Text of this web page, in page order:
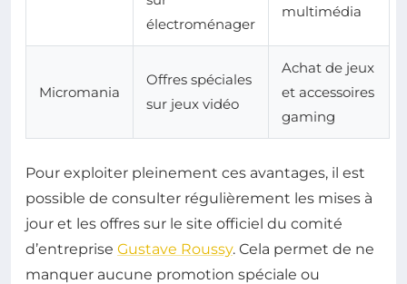
électroménager
multimédia
Micromania
Offres spéciales
sur jeux vidéo
Achat de jeux
et accessoires
gaming
Pour exploiter pleinement ces avantages, il est
possible de consulter régulièrement les mises à
jour et les offres sur le site officiel du comité
d’entreprise Gustave Roussy. Cela permet de ne
manquer aucune promotion spéciale ou